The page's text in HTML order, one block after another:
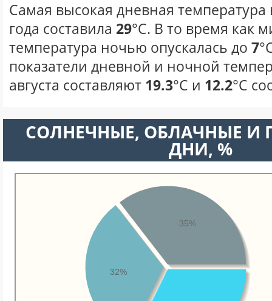
Самая высокая дневная температура
года составила 29°С. В то время как
температура ночью опускалась до 7
показатели дневной и ночной
августа составляют 19.3°С и 12.2°С
CОЛНЕЧНЫЕ, ОБЛАЧНЫЕ И
ДНИ, %
32%
35%